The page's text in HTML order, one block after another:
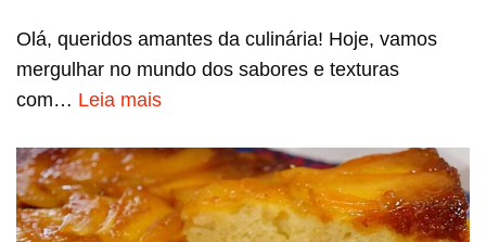
Olá, queridos amantes da culinária! Hoje, vamos
mergulhar no mundo dos sabores e texturas
com… Leia mais